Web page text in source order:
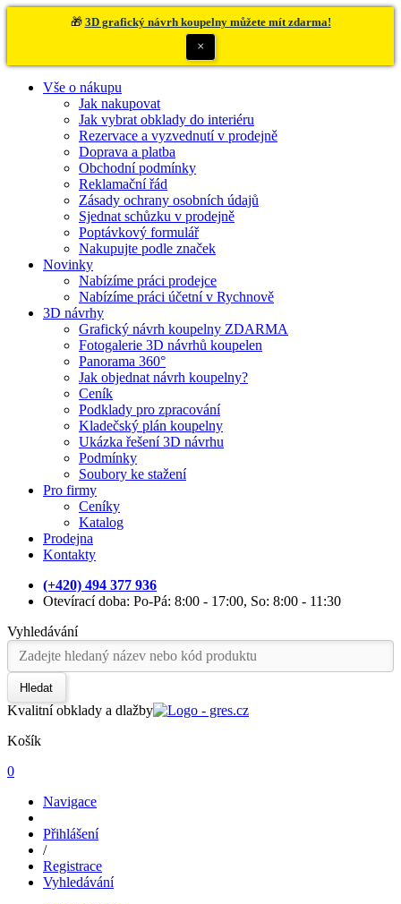
🎁 3D grafický návrh koupelny můžete mít zdarma!
×
Vše o nákupu
Jak nakupovat
Jak vybrat obklady do interiéru
Rezervace a vyzvednutí v prodejně
Doprava a platba
Obchodní podmínky
Reklamační řád
Zásady ochrany osobních údajů
Sjednat schůzku v prodejně
Poptávkový formulář
Nakupujte podle značek
Novinky
Nabízíme práci prodejce
Nabízíme práci účetní v Rychnově
3D návrhy
Grafický návrh koupelny ZDARMA
Fotogalerie 3D návrhů koupelen
Panorama 360°
Jak objednat návrh koupelny?
Ceník
Podklady pro zpracování
Kladečský plán koupelny
Ukázka řešení 3D návrhu
Podmínky
Soubory ke stažení
Pro firmy
Ceníky
Katalog
Prodejna
Kontakty
(+420) 494 377 936
Otevírací doba: Po-Pá: 8:00 - 17:00, So: 8:00 - 11:30
Vyhledávání
Hledat
Kvalitní obklady a dlažby
Košík
0
Navigace
Přihlášení
/
Registrace
Vyhledávání